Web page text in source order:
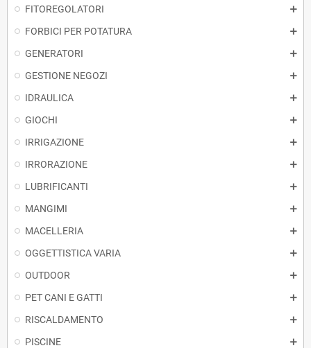
FITOREGOLATORI
FORBICI PER POTATURA
GENERATORI
GESTIONE NEGOZI
IDRAULICA
GIOCHI
IRRIGAZIONE
IRRORAZIONE
LUBRIFICANTI
MANGIMI
MACELLERIA
OGGETTISTICA VARIA
OUTDOOR
PET CANI E GATTI
RISCALDAMENTO
PISCINE